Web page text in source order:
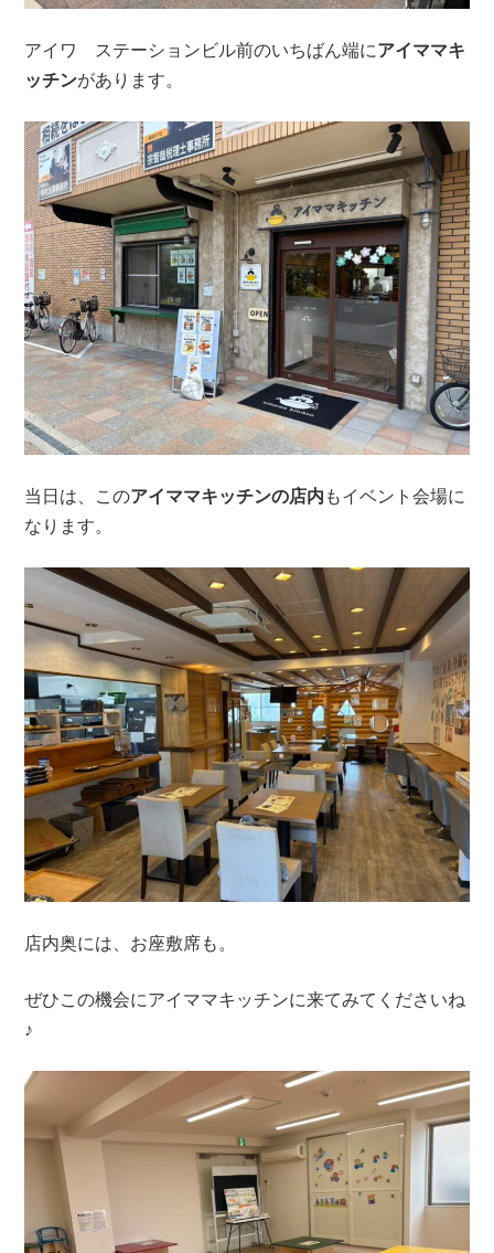
アイワ ステーションビル前のいちばん端にアイママキ
ッチンがあります。
当日は、このアイママキッチンの店内 もイベント会場に
なります。
店内奥には、お座敷席も。
ぜひこの機会にアイママキッチンに来てみてくださいね
♪